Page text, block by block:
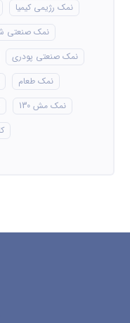
نمک رژیمی کیمیا
نمک صنعتی
نمک صنعتی پودری
نمک طعام
نمک مش 130